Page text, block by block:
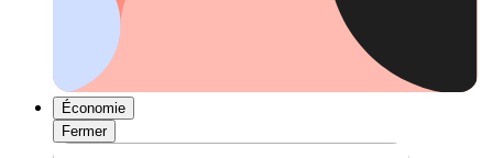
Économie
Fermer